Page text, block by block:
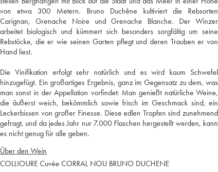
von etwa 300 Metern. Bruno Duchêne kultiviert die Rebsorten
Carignan, Grenache Noire und Grenache Blanche. Der Winzer
arbeitet biologisch und kümmert sich besonders sorgfältig um seine
Rebstöcke, die er wie seinen Garten pflegt und deren Trauben er von
Hand liest.
Die Vinifikation erfolgt sehr natürlich und es wird kaum Schwefel
hinzugefügt. Ein großartiges Ergebnis, ganz im Gegensatz zu dem, was
man sonst in der Appellation vorfindet: Man genießt natürliche Weine,
die äußerst weich, bekömmlich sowie frisch im Geschmack sind, ein
Leckerbissen von großer Finesse. Diese edlen Tropfen sind zunehmend
gefragt, und da jedes Jahr nur 7.000 Flaschen hergestellt werden, kann
es nicht genug für alle geben.
Über den Wein
COLLIOURE Cuvée CORRAL NOU BRUNO DUCHENE